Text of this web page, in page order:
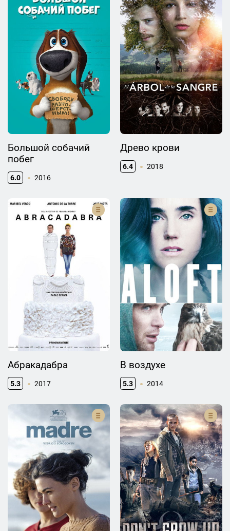
Большой собачий
побег
6.0 2016
Древо крови
6.4 2018
Абракадабра
5.3 2017
В воздухе
5.3 2014